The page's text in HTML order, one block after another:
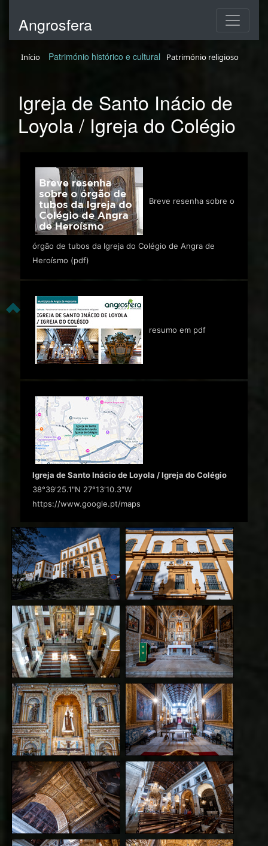
Angrosfera
Início Património histórico e cultural Património religioso
Igreja de Santo Inácio de
Loyola / Igreja do Colégio
Breve resenha sobre o
órgão de tubos da Igreja do Colégio de Angra de
Heroísmo (pdf)
resumo em pdf
Igreja de Santo Inácio de Loyola / Igreja do Colégio
38°39'25.1"N 27°13'10.3"W
https://www.google.pt/maps